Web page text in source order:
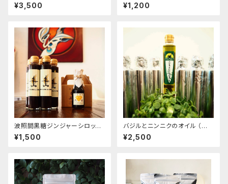
L TSHIRT 002
¥3,500
ue （庭オリジナルブレンドハー
ブティー）
¥1,200
波照間黒糖ジンジャーシロップ（
注文本数が合計4本以上（他商
品含む）の場合は、CONTACT
ていただきます。）
¥1,500
バジルとニンニクのオイル （注
文本数が合計7本以上（他商品
含む）の場合は、CONTACTよ
¥2,500